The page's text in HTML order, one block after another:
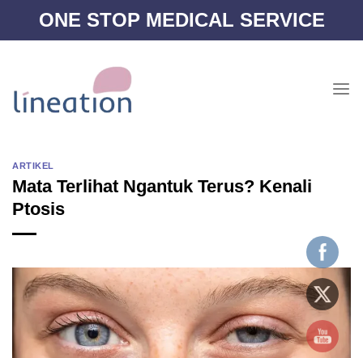
ONE STOP MEDICAL SERVICE
ARTIKEL
Mata Terlihat Ngantuk Terus? Kenali
Ptosis